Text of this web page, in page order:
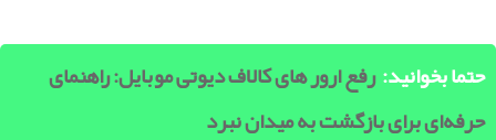
حتما بخوانید:رفع ارور های کالاف دیوتی موبایل: راهنمای
حرفه‌ای برای بازگشت به میدان نبرد